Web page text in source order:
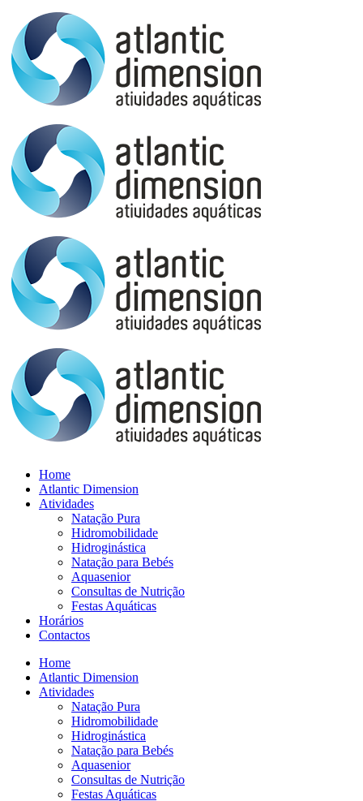
Home
Atlantic Dimension
Atividades
Natação Pura
Hidromobilidade
Hidroginástica
Natação para Bebés
Aquasenior
Consultas de Nutrição
Festas Aquáticas
Horários
Contactos
Home
Atlantic Dimension
Atividades
Natação Pura
Hidromobilidade
Hidroginástica
Natação para Bebés
Aquasenior
Consultas de Nutrição
Festas Aquáticas